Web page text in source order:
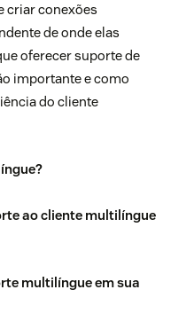
criar conexões
de onde elas
oferecer suporte de
importante e como
do cliente
ao cliente multilíngue
multilíngue em sua